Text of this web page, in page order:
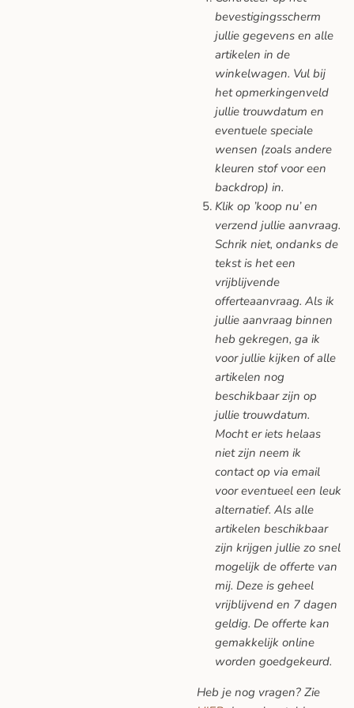
bevestigingsscherm
jullie gegevens en alle
artikelen in de
winkelwagen. Vul bij
het opmerkingenveld
jullie trouwdatum en
eventuele speciale
wensen (zoals andere
kleuren stof voor een
backdrop) in.
Klik op ’koop nu’ en
verzend jullie aanvraag.
Schrik niet, ondanks de
tekst is het een
vrijblijvende
offerteaanvraag. Als ik
jullie aanvraag binnen
heb gekregen, ga ik
voor jullie kijken of alle
artikelen nog
beschikbaar zijn op
jullie trouwdatum.
Mocht er iets helaas
niet zijn neem ik
contact op via email
voor eventueel een leuk
alternatief. Als alle
artikelen beschikbaar
zijn krijgen jullie zo snel
mogelijk de offerte van
mij. Deze is geheel
vrijblijvend en 7 dagen
geldig. De offerte kan
gemakkelijk online
worden goedgekeurd.
Heb je nog vragen? Zie